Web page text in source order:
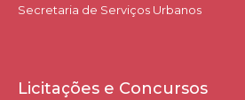
Secretaria de Serviços Urbanos
Licitações e Concursos